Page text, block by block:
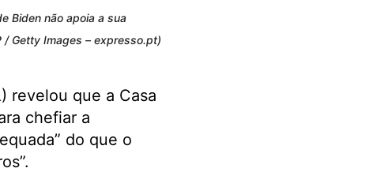
Biden não apoia a sua
/ Getty Images – expresso.pt)
revelou que a Casa
chefiar a
do que o